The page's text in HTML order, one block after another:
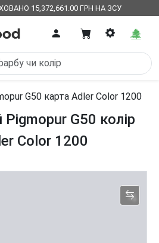
15,372,661.00 ГРН НА ЗСУ
G50 карта Adler Color 1200
G50 колір
Color 1200